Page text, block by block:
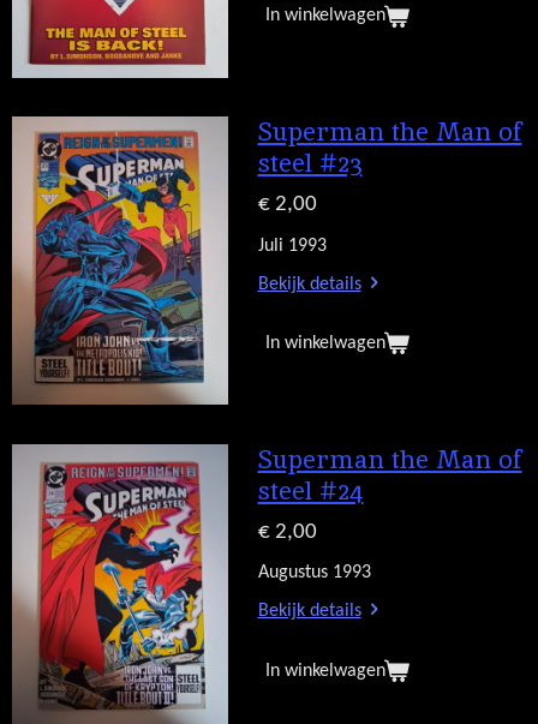
In winkelwagen
Superman the Man of
steel #23
€ 2,00
Juli 1993
Bekijk details
In winkelwagen
Superman the Man of
steel #24
€ 2,00
Augustus 1993
Bekijk details
In winkelwagen